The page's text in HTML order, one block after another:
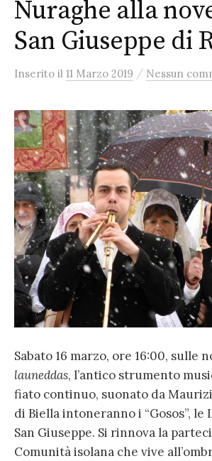
Nuraghe alla
San Giuseppe di
Inserito il 11 Marzo 2019 / Nessun
Sabato 16 marzo, ore 16:00, sulle
launeddas, l’antico strumento
fiato continuo, suonato da
di Biella intoneranno i “Gosos”,
San Giuseppe. Si rinnova la
Comunità isolana che vive